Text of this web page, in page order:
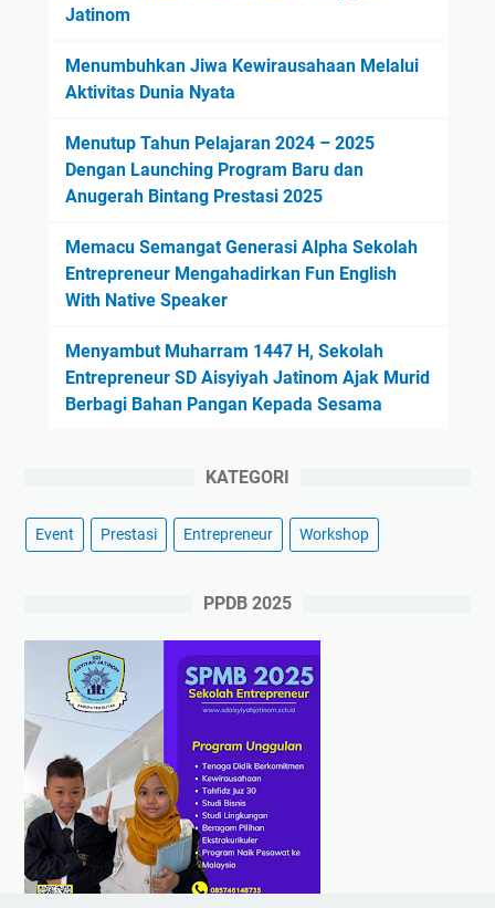
Jatinom
Menumbuhkan Jiwa Kewirausahaan Melalui
Aktivitas Dunia Nyata
Menutup Tahun Pelajaran 2024 – 2025
Dengan Launching Program Baru dan
Anugerah Bintang Prestasi 2025
Memacu Semangat Generasi Alpha Sekolah
Entrepreneur Mengahadirkan Fun English
With Native Speaker
Menyambut Muharram 1447 H, Sekolah
Entrepreneur SD Aisyiyah Jatinom Ajak Murid
Berbagi Bahan Pangan Kepada Sesama
KATEGORI
Event Prestasi Entrepreneur Workshop
PPDB 2025